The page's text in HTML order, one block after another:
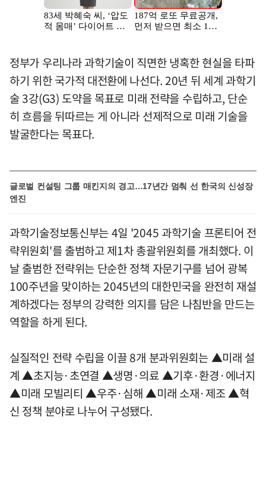
정부가 우리나라 과학기술이 직면한 냉혹한 현실을 타파
하기 위한 국가적 대전환에 나선다. 20년 뒤 세계 과학기
술 3강(G3) 도약을 목표로 미래 전략을 수립하고, 단순
히 흐름을 뒤따르는 게 아니라 선제적으로 미래 기술을
발굴한다는 목표다.
글로벌 컨설팅 그룹 매킨지의 경고…17년간 멈춰 선 한국의 신성장
엔진
과학기술정보통신부는 4일 '2045 과학기술 프론티어 전
략위원회'를 출범하고 제1차 총괄위원회를 개최했다. 이
날 출범한 전략위는 단순한 정책 자문기구를 넘어 광복
100주년을 맞이하는 2045년의 대한민국을 완전히 재설
계하겠다는 정부의 강력한 의지를 담은 나침반을 만드는
역할을 하게 된다.
실질적인 전략 수립을 이끌 8개 분과위원회는 ▲미래 설
계 ▲초지능·초연결 ▲생명·의료 ▲기후·환경·에너지
▲미래 모빌리티 ▲우주·심해 ▲미래 소재·제조 ▲혁
신 정책 분야로 나누어 구성됐다.